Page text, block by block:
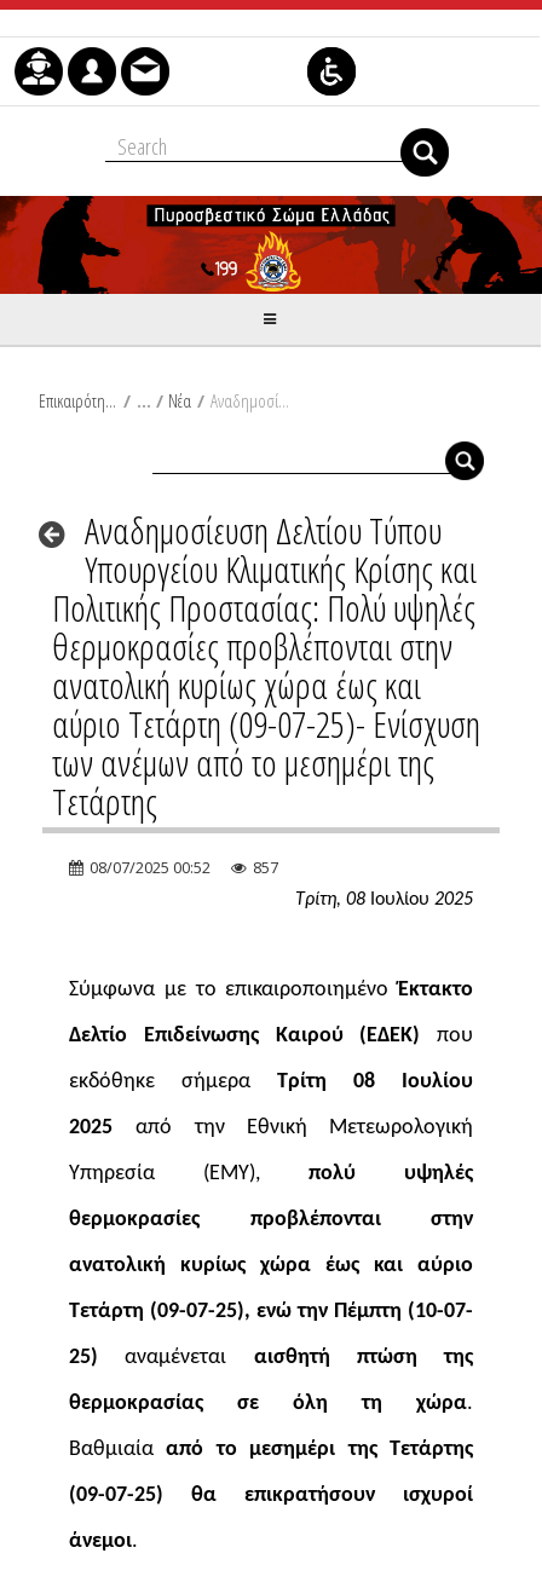
Skip to Content
Επικαιρότητα / Νέα / Αναδημοσίευση Δελτίου Τύπου Υπουργείου Κλιματικής Κρίσης και Πολιτικής Προστασίας: Πολύ υψηλές θερμοκρασίες προβλέπονται στην ανατολική κυρίως χώρα έως και αύριο Τετάρτη (09-07-25)- Ενίσχυση των ανέμων από το μεσημέρι της Τετάρτης
Αναδημοσίευση Δελτίου Τύπου
Υπουργείου Κλιματικής Κρίσης και
Πολιτικής Προστασίας: Πολύ υψηλές
θερμοκρασίες προβλέπονται στην
ανατολική κυρίως χώρα έως και
αύριο Τετάρτη (09-07-25)- Ενίσχυση
των ανέμων από το μεσημέρι της
Τετάρτης
08/07/2025 00:52 857
Τρίτη, 08 Ιουλίου 2025
Σύμφωνα με το επικαιροποιημένοΈκτακτο
Δελτίο Επιδείνωσης Καιρού (ΕΔΕΚ) που
εκδόθηκε σήμερα Τρίτη 08 Ιουλίου
2025
από την Εθνική Μετεωρολογική
Υπηρεσία (ΕΜΥ), πολύ υψηλές
θερμοκρασίες προβλέπονται στην
ανατολική κυρίως χώρα έως και αύριο
Τετάρτη (09-07-25), ενώ την Πέμπτη (10-07-
25) αναμένεται αισθητή πτώση της
θερμοκρασίας σε όλη τη χώρα.
Βαθμιαίααπό το μεσημέρι της Τετάρτης
(09-07-25) θα επικρατήσουν ισχυροί
άνεμοι.